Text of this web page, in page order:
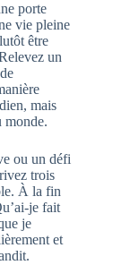
porte
vie pleine
être
un
mais
monde.
ou un défi
trois
À la fin
je fait
je
et